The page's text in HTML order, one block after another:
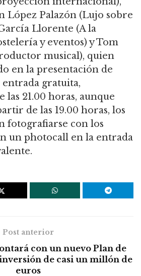
López Palazón (Lujo sobre
Llorente (A la
y eventos) y Tom
musical), quien
en la presentación de
entrada gratuita,
las 21.00 horas, aunque
de las 19.00 horas, los
fotografiarse con los
un photocall en la entrada
Post anterior
con un nuevo Plan de
de casi un millón de
euros